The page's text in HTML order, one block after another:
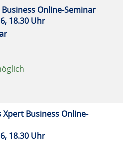
Online-Seminar
18.30 Uhr
Business Online-
18.30 Uhr